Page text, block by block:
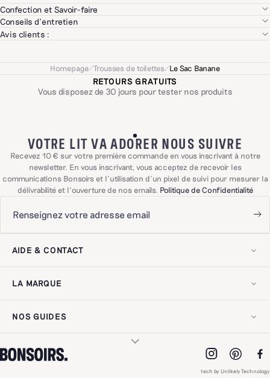
Confection et Savoir-faire
Confectionné et teinté en Chine
Nous travaillons avec plusieurs ateliers de confection, qui bichonnent
Conseils d'entretien
Coton et polyester
Avis clients :
Homepage/Trousses de toilettes/Le Sac Banane
RETOURS GRATUITS
Vous disposez de 30 jours pour tester nos produits
VOTRE LIT VA ADORER NOUS SUIVRE
Recevez 10 € sur votre première commande en vous inscrivant à notre
newsletter. En vous inscrivant, vous acceptez de recevoir les
communications Bonsoirs et l'utilisation d'un pixel de suivi pour mesurer la
délivrabilité et l'ouverture de nos emails. Politique de Confidentialité
AIDE & CONTACT
Contactez-nous !
Livraison & retours
Effectuer un retour
Questions fréquentes
Mentions légales
Accessibilité numérique
LA MARQUE
Notre savoir-faire
Nos engagements
On recycle !
Professionnels
Nous rejoindre
NOS GUIDES
Choisir son linge de lit
Choisir sa literie
NOS MATIÈRES
tech by Unlikely Technology